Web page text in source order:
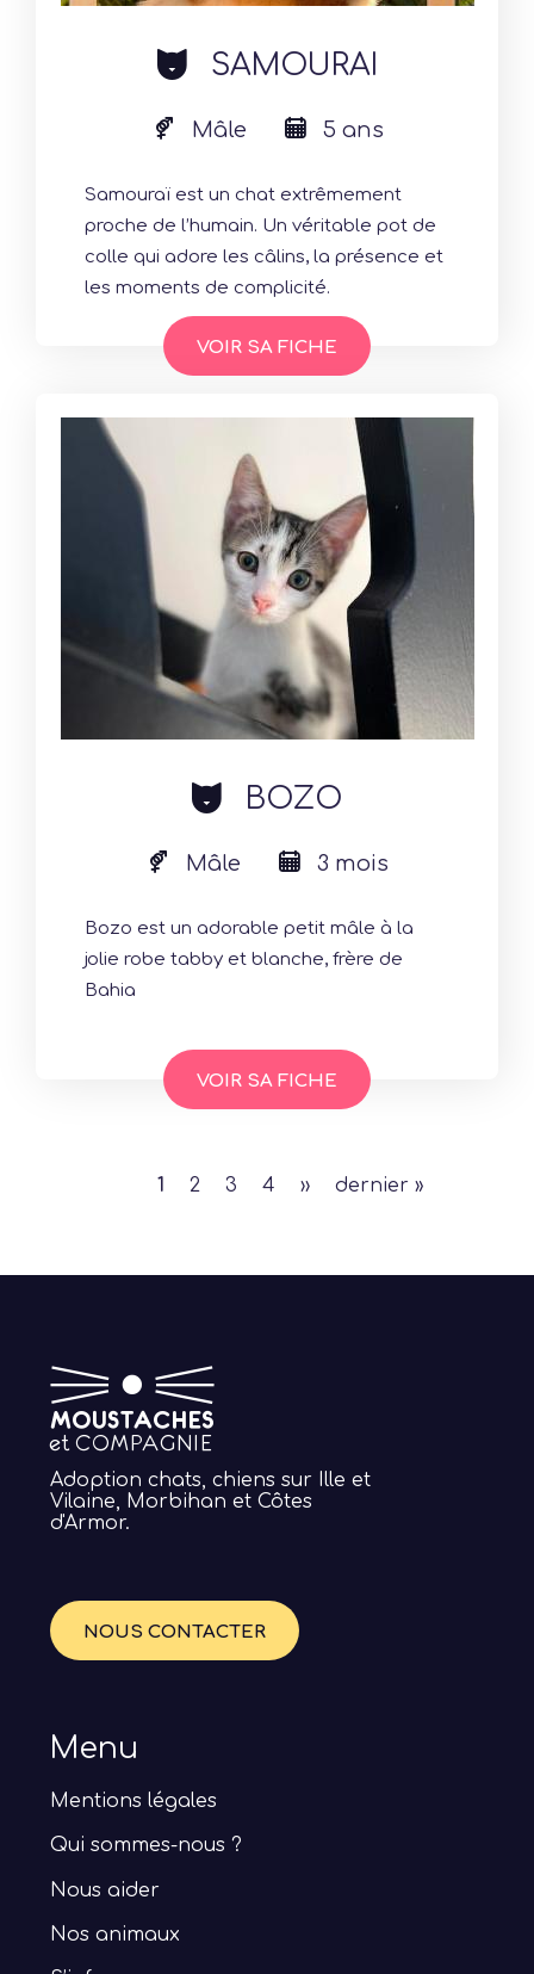
cat SAMOURAI
Mâle 5 ans
Samouraï est un chat extrêmement
proche de l’humain. Un véritable pot de
colle qui adore les câlins, la présence et
les moments de complicité.
VOIR SA FICHE
cat BOZO
Mâle 3 mois
Bozo est un adorable petit mâle à la
jolie robe tabby et blanche, frère de
Bahia
VOIR SA FICHE
Page
1 Page
2 Page
3 Page
4
Page
››
Dernière
dernier »
Adoption chats, chiens sur Ille et
Vilaine, Morbihan et Côtes
d'Armor.
NOUS CONTACTER
Menu
Mentions légales
Qui sommes-nous ?
Nous aider
Nos animaux